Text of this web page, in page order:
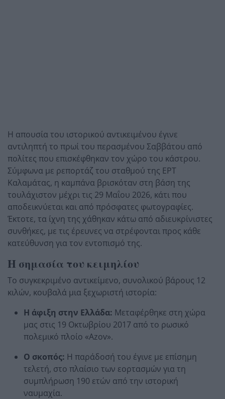
Η απουσία του ιστορικού αντικειμένου έγινε
αντιληπτή το πρωί του περασμένου Σαββάτου από
πολίτες που επισκέφθηκαν τον χώρο του κάστρου.
Σύμφωνα με ρεπορτάζ του σταθμού της ΕΡΤ
Καλαμάτας, η καμπάνα βρισκόταν στη βάση της
τουλάχιστον μέχρι τις 29 Μαΐου 2026, κάτι που
αποδεικνύεται και από πρόσφατες φωτογραφίες.
Έκτοτε, τα ίχνη της χάθηκαν κάτω από αδιευκρίνιστες
συνθήκες, με τις έρευνες να στρέφονται προς κάθε
κατεύθυνση για τον εντοπισμό της.
Η σημασία του κειμηλίου
Το συγκεκριμένο αντικείμενο, συνολικού βάρους 12
κιλών, κουβαλά μια ξεχωριστή ιστορία:
Η άφιξη στην Ελλάδα: Μεταφέρθηκε στη χώρα
μας στις 19 Οκτωβρίου 2017 από το ρωσικό
πολεμικό πλοίο «Azov».
Ο σκοπός: Η παράδοσή του έγινε με επίσημη
τελετή, στο πλαίσιο των εορτασμών για τη
συμπλήρωση 190 ετών από την ιστορική
ναυμαχία.